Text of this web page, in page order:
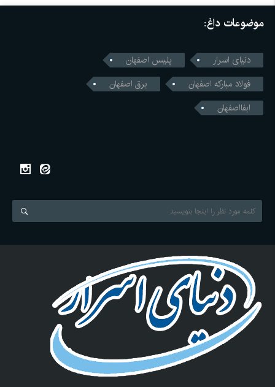
موضوعات داغ:
دنیای اسرار
پلیس اصفهان
فولاد مبارکه اصفهان
برق اصفهان
ابفااصفهان